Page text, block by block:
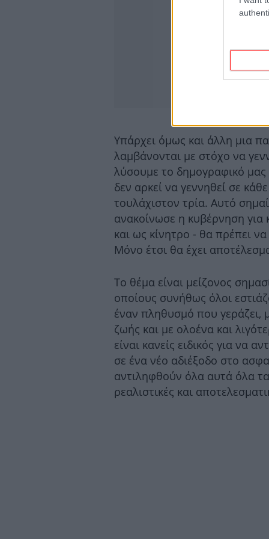
Υπάρχει όμως και άλλη μια
λαμβάνονται με στόχο να
λύσουμε το δημογραφικό
δεν αρκεί να γεννηθεί σε
τουλάχιστον τρία. Αυτό
ανακοίνωσε η κυβέρνηση για
και ως κίνητρο - θα πρέπει
Μόνο έτσι θα έχει
Το θέμα είναι μείζονος
οποίους συνήθως όλοι
έναν πληθυσμό που γεράζει,
ζωής και με ολοένα και
είναι κανείς ειδικός για να
σε ένα νέο αδιέξοδο στο
αντιληφθούν όλα αυτά όλα
ρεαλιστικές και